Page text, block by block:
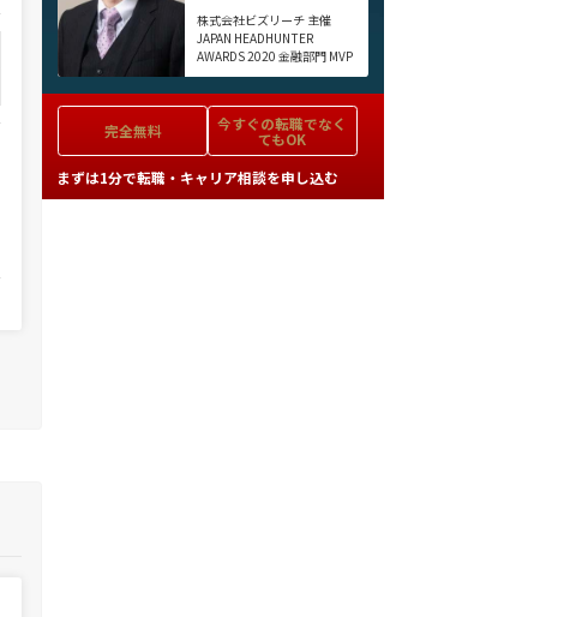
株式会社ビズリーチ 主催
JAPAN HEADHUNTER
AWARDS 2020 金融部門 MVP
完全無料 今すぐの転職でなく
てもOK
まずは1分で転職・キャリア相談を申し込む